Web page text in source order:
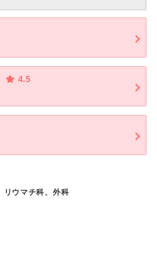
4.5
リウマチ科、外科